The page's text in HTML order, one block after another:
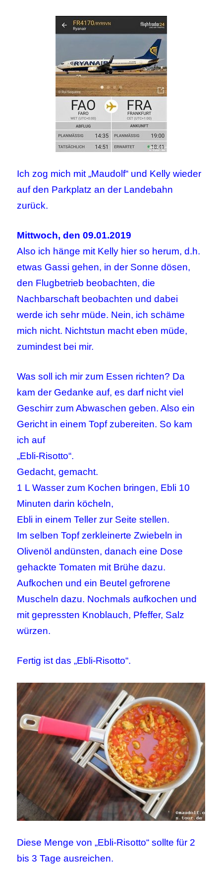
Ich zog mich mit „Maudolf“ und Kelly wieder
auf den Parkplatz an der Landebahn
zurück.
Mittwoch, den 09.01.2019
Also ich hänge mit Kelly hier so herum, d.h.
etwas Gassi gehen, in der Sonne dösen,
den Flugbetrieb beobachten, die
Nachbarschaft beobachten und dabei
werde ich sehr müde. Nein, ich schäme
mich nicht. Nichtstun macht eben müde,
zumindest bei mir.
Was soll ich mir zum Essen richten? Da
kam der Gedanke auf, es darf nicht viel
Geschirr zum Abwaschen geben. Also ein
Gericht in einem Topf zubereiten. So kam
ich auf
„Ebli-Risotto“.
Gedacht, gemacht.
1 L Wasser zum Kochen bringen, Ebli 10
Minuten darin köcheln,
Ebli in einem Teller zur Seite stellen.
Im selben Topf zerkleinerte Zwiebeln in
Olivenöl andünsten, danach eine Dose
gehackte Tomaten mit Brühe dazu.
Aufkochen und ein Beutel gefrorene
Muscheln dazu. Nochmals aufkochen und
mit gepressten Knoblauch, Pfeffer, Salz
würzen.
Fertig ist das „Ebli-Risotto“.
Diese Menge von „Ebli-Risotto“ sollte für 2
bis 3 Tage ausreichen.